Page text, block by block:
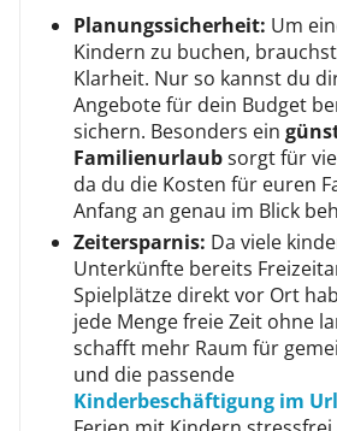
Planungssicherheit: Um
Kindern zu buchen,
Klarheit. Nur so kannst du
Angebote für dein Budget
sichern. Besonders ein
Familienurlaubsorgt für
da du die Kosten für euren
Anfang an genau im Blick
Zeitersparnis: Da viele
Unterkünfte bereits
Spielplätze direkt vor Ort
jede Menge freie Zeit ohne
schafft mehr Raum für
und die passende
Kinderbeschäftigung im